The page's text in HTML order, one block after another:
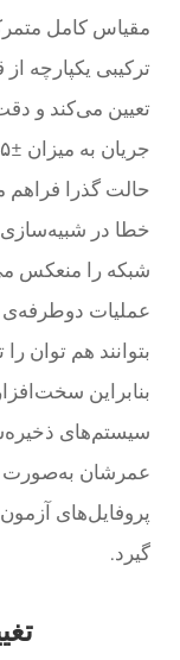
مقیاس کامل
ترکیبی یکپارچه
تعیین می‌کند و
حالت گذرا فراهم
خطا در
شبکه را منعکس
عملیات دوطرفه‌ی
بتوانند هم توان
بنابراین
عمرشان به‌صورت
پروفایل‌های آزمون
گیرد.